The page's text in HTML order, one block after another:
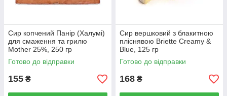
Сир копчений Панір (Халумі)
для смаження та грилю
Mother 25%, 250 гр
Готово до відправки
155 ₴
Сир вершковий з блакитною
пліснявою Briette Creamy &
Blue, 125 гр
Готово до відправки
168 ₴